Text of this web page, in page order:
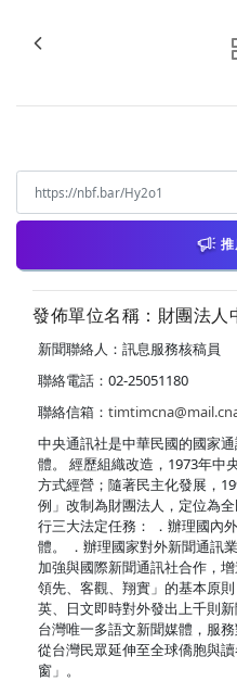
發佈單位名稱：財團法人
新聞聯絡人：訊息服務核稿員
聯絡電話：02-25051180
聯絡信箱：
中央通訊社是中華民國的國家
體。 經歷組織改造，1973年中
方式經營；隨著民主化發展，
例」改制為財團法人，定位為
行三大法定任務： ．辦理國內
體。 ．辦理國家對外新聞通訊
加強與國際新聞通訊社合作，
領先、客觀、翔實」的基本原
英、日文即時對外發出上千則
台灣唯一多語文新聞媒體，服
從台灣民眾延伸至全球僑胞與
窗」。